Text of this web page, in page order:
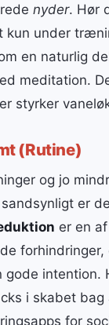
nyder. Hør
kun under
en naturlig
meditation.
styrker
(Rutine)
og jo
er
er en
gode intention.
i skabet
for